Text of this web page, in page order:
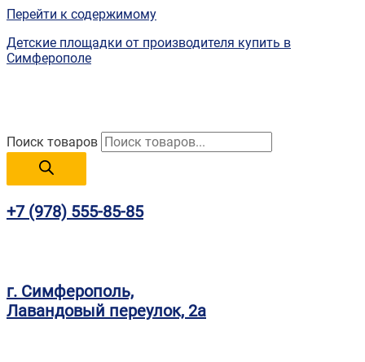
Перейти к содержимому
Детские площадки от производителя купить в
Симферополе
Поиск товаров
+7 (978) 555-85-85
г. Симферополь,
Лавандовый переулок, 2а